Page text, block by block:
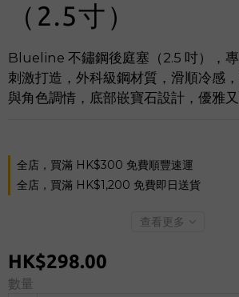
（2.5寸）
Blueline 不鏽鋼後庭塞（2.5 吋），
刺激打造，外科級鋼材質，滑順冷感
與角色調情，底部嵌寶石設計，優雅又
全店，買滿 HK$300 免費順豐速運
全店，買滿 HK$1,200 免費即日送貨
查看更多
HK$298.00
數量